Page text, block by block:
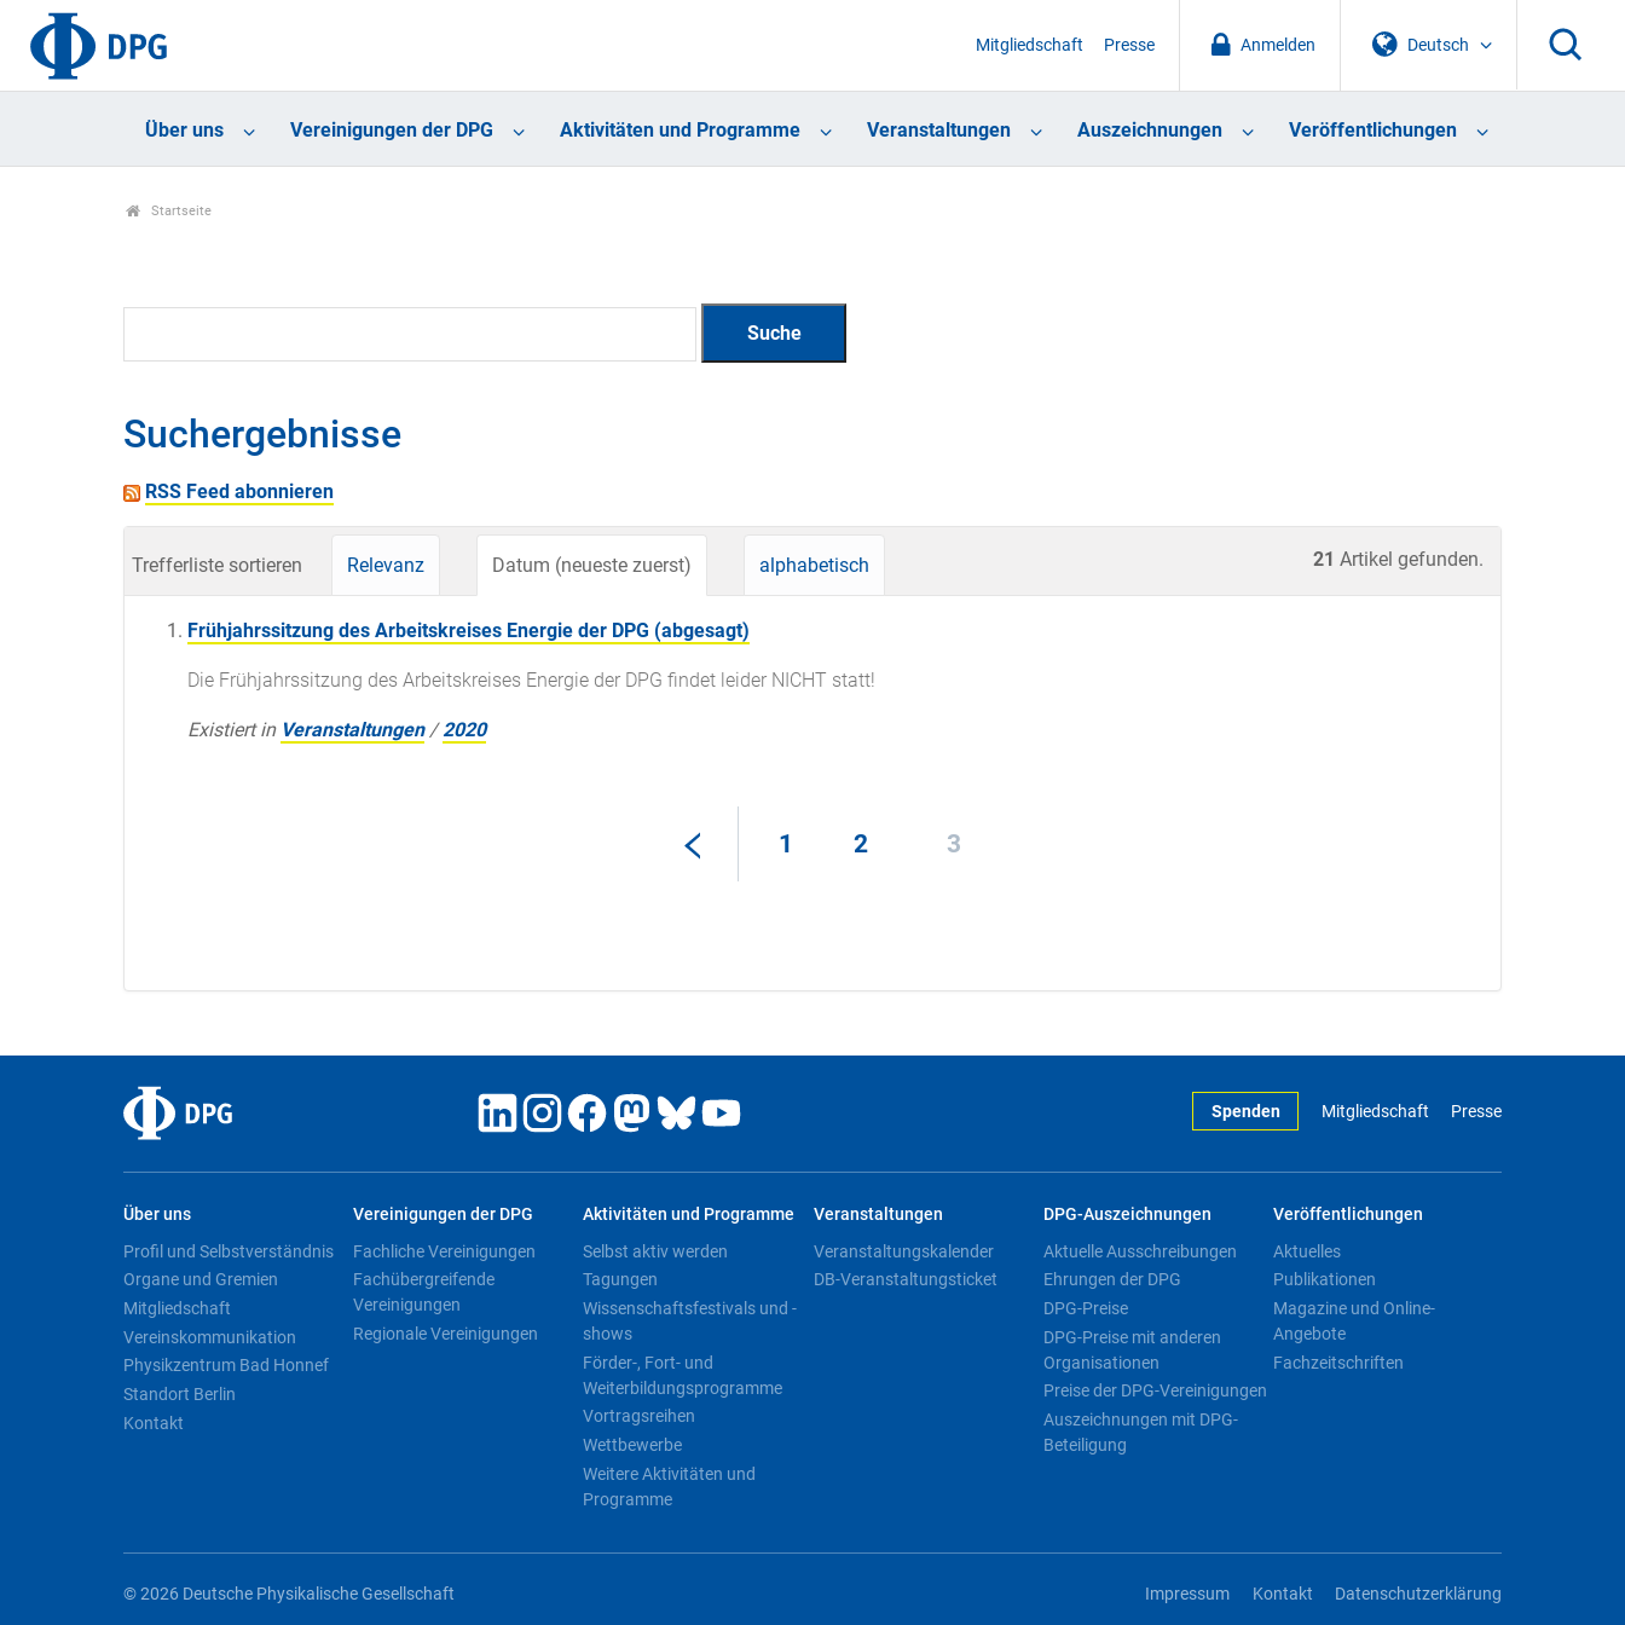
Deutsch
Anmelden
Mitgliedschaft Presse
Über uns Vereinigungen der DPG Aktivitäten und Programme Veranstaltungen Auszeichnungen Veröffentlichungen
Startseite
Suchergebnisse
RSS Feed abonnieren
21 Artikel gefunden.
Trefferliste sortieren Relevanz Datum (neueste zuerst) alphabetisch
Frühjahrssitzung des Arbeitskreises Energie der DPG (abgesagt)
Die Frühjahrssitzung des Arbeitskreises Energie der DPG findet leider NICHT statt!
Existiert in Veranstaltungen /2020
1 2 3
Spenden Mitgliedschaft Presse
Über uns
Profil und Selbstverständnis
Organe und Gremien
Mitgliedschaft
Vereinskommunikation
Physikzentrum Bad Honnef
Standort Berlin
Kontakt
Vereinigungen der DPG
Fachliche Vereinigungen
Fachübergreifende
Vereinigungen
Regionale Vereinigungen
Aktivitäten und Programme
Selbst aktiv werden
Tagungen
Wissenschaftsfestivals und -
shows
Förder-, Fort- und
Weiterbildungsprogramme
Vortragsreihen
Wettbewerbe
Weitere Aktivitäten und
Programme
Veranstaltungen
Veranstaltungskalender
DB-Veranstaltungsticket
DPG-Auszeichnungen
Aktuelle Ausschreibungen
Ehrungen der DPG
DPG-Preise
DPG-Preise mit anderen
Organisationen
Preise der DPG-Vereinigungen
Auszeichnungen mit DPG-
Beteiligung
Veröffentlichungen
Aktuelles
Publikationen
Magazine und Online-
Angebote
Fachzeitschriften
© 2026 Deutsche Physikalische Gesellschaft Impressum Kontakt Datenschutzerklärung